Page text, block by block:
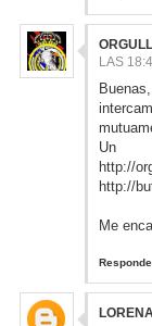
LAS
Un
http://
http://
Me